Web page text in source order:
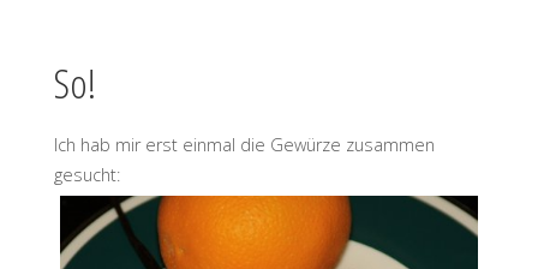
So!
Ich hab mir erst einmal die Gewürze zusammen
gesucht: